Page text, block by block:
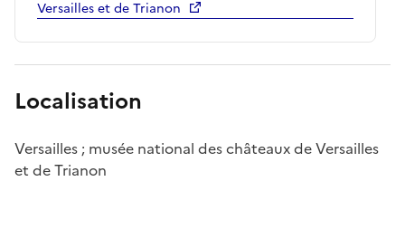
Versailles et de Trianon
Localisation
Versailles ; musée national des châteaux de Versailles
et de Trianon